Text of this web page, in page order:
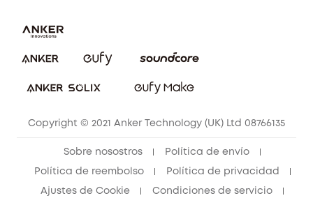
Explorar todo
Preguntas frecuentes sobre pedidos
Portal web de seguridad
Copyright © 2021 Anker Technology (UK) Ltd 08766135
Sobre nosostros Política de envío
Política de reembolso Política de privacidad
Ajustes de Cookie Condiciones de servicio